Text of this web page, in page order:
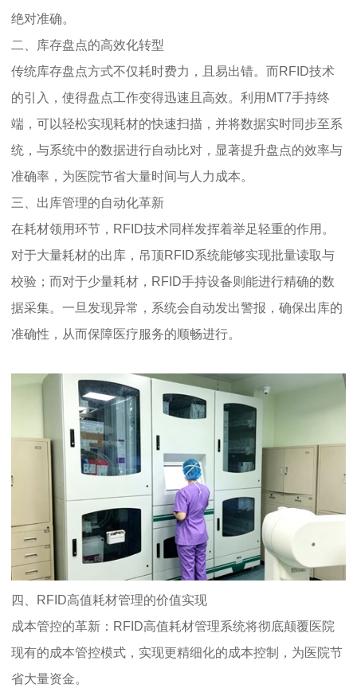
绝对准确。
二、库存盘点的高效化转型
传统库存盘点方式不仅耗时费力，且易出错。而RFID技术
的引入，使得盘点工作变得迅速且高效。利用MT7手持终
端，可以轻松实现耗材的快速扫描，并将数据实时同步至系
统，与系统中的数据进行自动比对，显著提升盘点的效率与
准确率，为医院节省大量时间与人力成本。
三、出库管理的自动化革新
在耗材领用环节，RFID技术同样发挥着举足轻重的作用。
对于大量耗材的出库，吊顶RFID系统能够实现批量读取与
校验；而对于少量耗材，RFID手持设备则能进行精确的数
据采集。一旦发现异常，系统会自动发出警报，确保出库的
准确性，从而保障医疗服务的顺畅进行。
四、RFID高值耗材管理的价值实现
成本管控的革新：RFID高值耗材管理系统将彻底颠覆医院
现有的成本管控模式，实现更精细化的成本控制，为医院节
省大量资金。